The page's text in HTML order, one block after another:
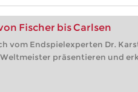
Fischer bis Carlsen
vom Endspielexperten Dr.
präsentieren und